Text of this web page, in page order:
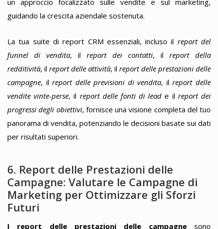
un approccio focalizzato sulle vendite e sul marketing,
guidando la crescita aziendale sostenuta.
La tua suite di report CRM essenziali, incluso il report del
funnel di vendita, il report dei contatti, il report della
redditività, il report delle attività, il report delle prestazioni delle
campagne, ilreport delle previsioni di vendita, ilreport delle
vendite vinte-perse, il report delle fonti di lead e il report dei
progressi degli obiettivi, fornisce una visione completa del tuo
panorama di vendita, potenziando le decisioni basate sui dati
per risultati superiori.
6. Report delle Prestazioni delle
Campagne: Valutare le Campagne di
Marketing per Ottimizzare gli Sforzi
Futuri
I report delle prestazioni delle campagnesono